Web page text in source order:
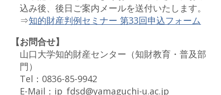
込み後、後日ご案内メールを送付いたします。
⇒知的財産判例セミナー 第33回申込フォーム
【お問合せ】
山口大学知的財産センター（知財教育・普及部
門）
Tel：0836-85-9942
E-Mail：ip_fdsd@yamaguchi-u.ac.jp